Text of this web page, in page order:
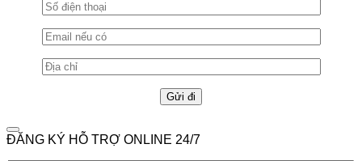
ĐĂNG KÝ HỖ TRỢ ONLINE 24/7